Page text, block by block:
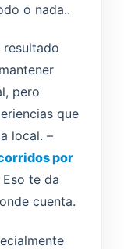
o nada..
resultado
pero
que
local. –
por
te da
cuenta.